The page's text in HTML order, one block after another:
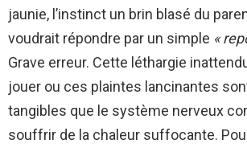
jaunie, l’instinct un brin blasé du
voudrait répondre par un simple «
Grave erreur. Cette léthargie
jouer ou ces plaintes lancinantes
tangibles que le système nerveux
souffrir de la chaleur suffocante.